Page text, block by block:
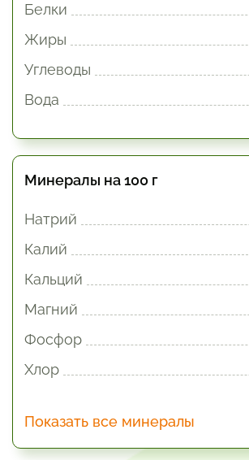
Белки
Жиры
Углеводы
Вода
Минералы на 100 г
Натрий
Калий
Кальций
Магний
Фосфор
Хлор
Показать все минералы